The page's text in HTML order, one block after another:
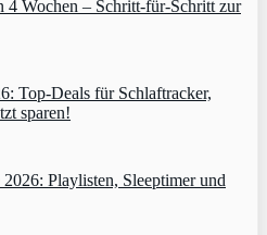
4 Wochen – Schritt‑für‑Schritt zur
Top-Deals für Schlaftracker,
sparen!
Playlisten, Sleeptimer und